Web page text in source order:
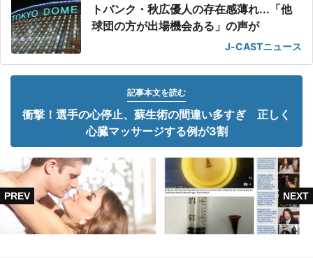
トバンク・秋広優人の存在感薄れ...「他
球団の方が出場機会ある」の声が
J-CASTニュース
記事本文を読む
衝撃！選手の心停止、蘇生術の間違い多すぎ 正しく
心臓マッサージする例が3割